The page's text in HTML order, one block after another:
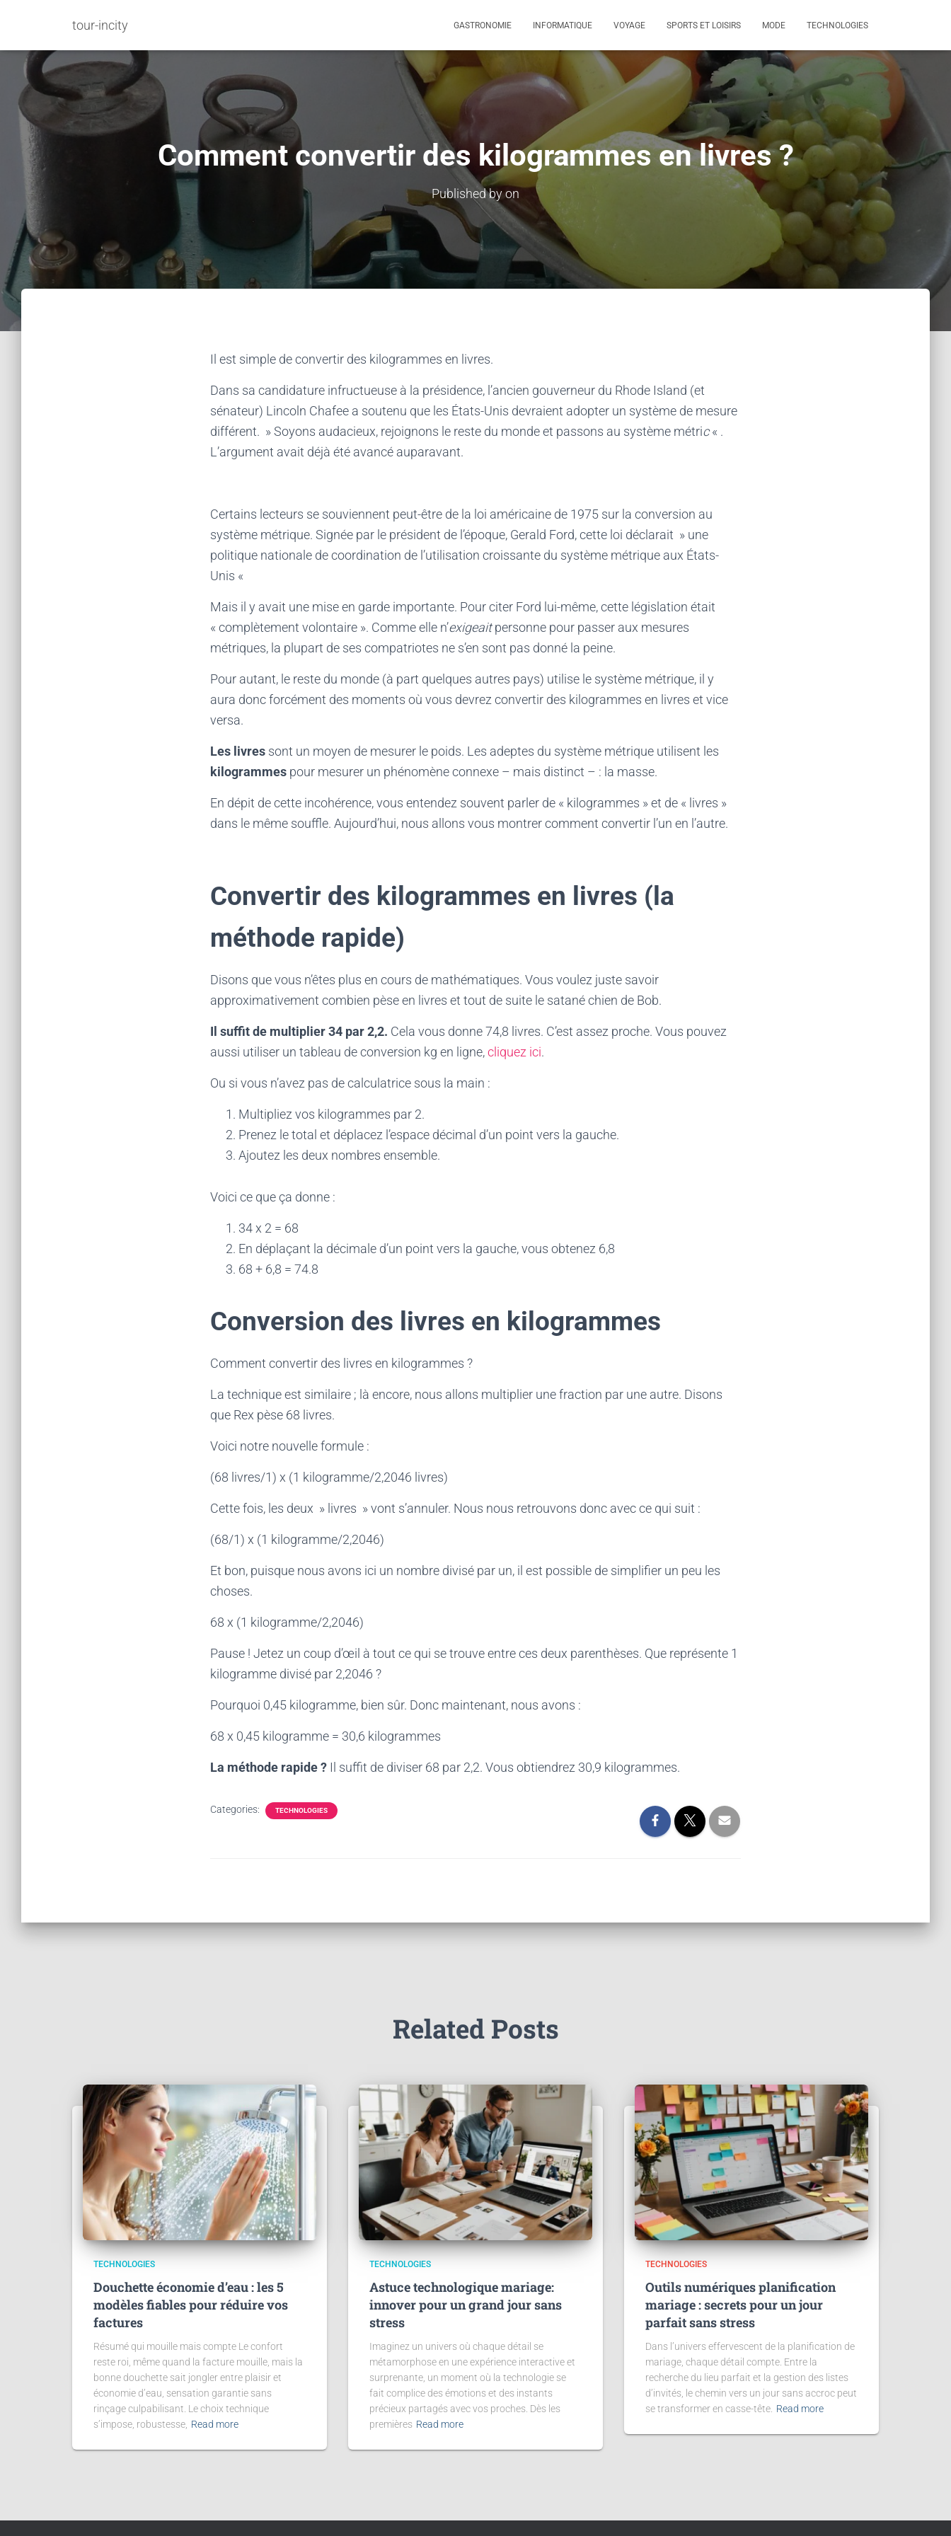
tour-incity GASTRONOMIE INFORMATIQUE VOYAGE SPORTS ET LOISIRS MODE TECHNOLOGIES
Comment convertir des kilogrammes en livres ?
Published byon
Il est simple de convertir des kilogrammes en livres.
Dans sa candidature infructueuse à la présidence, l’ancien gouverneur du Rhode Island (et
sénateur) Lincoln Chafee a soutenu que les États-Unis devraient adopter un système de mesure
différent. » Soyons audacieux, rejoignons le reste du monde et passons au système métric« .
L’argument avait déjà été avancé auparavant.
Certains lecteurs se souviennent peut-être de la loi américaine de 1975 sur la conversion au
système métrique. Signée par le président de l’époque, Gerald Ford, cette loi déclarait » une
politique nationale de coordination de l’utilisation croissante du système métrique aux États-
Unis «
Mais il y avait une mise en garde importante. Pour citer Ford lui-même, cette législation était
« complètement volontaire ». Comme elle n’exigeaitpersonne pour passer aux mesures
métriques, la plupart de ses compatriotes ne s’en sont pas donné la peine.
Pour autant, le reste du monde (à part quelques autres pays) utilise le système métrique, il y
aura donc forcément des moments où vous devrez convertir des kilogrammes en livres et vice
versa.
Les livres sont un moyen de mesurer le poids. Les adeptes du système métrique utilisent les
kilogrammes pour mesurer un phénomène connexe – mais distinct – : la masse.
En dépit de cette incohérence, vous entendez souvent parler de « kilogrammes » et de « livres »
dans le même souffle. Aujourd’hui, nous allons vous montrer comment convertir l’un en l’autre.
Convertir des kilogrammes en livres (la
méthode rapide)
Disons que vous n’êtes plus en cours de mathématiques. Vous voulez juste savoir
approximativement combien pèse en livres et tout de suite le satané chien de Bob.
Il suffit de multiplier 34 par 2,2. Cela vous donne 74,8 livres. C’est assez proche. Vous pouvez
aussi utiliser un tableau de conversion kg en ligne,cliquez ici.
Ou si vous n’avez pas de calculatrice sous la main :
Multipliez vos kilogrammes par 2.
Prenez le total et déplacez l’espace décimal d’un point vers la gauche.
Ajoutez les deux nombres ensemble.
Voici ce que ça donne :
34 x 2 = 68
En déplaçant la décimale d’un point vers la gauche, vous obtenez 6,8
68 + 6,8 = 74.8
Conversion des livres en kilogrammes
Comment convertir des livres en kilogrammes ?
La technique est similaire ; là encore, nous allons multiplier une fraction par une autre. Disons
que Rex pèse 68 livres.
Voici notre nouvelle formule :
(68 livres/1) x (1 kilogramme/2,2046 livres)
Cette fois, les deux » livres » vont s’annuler. Nous nous retrouvons donc avec ce qui suit :
(68/1) x (1 kilogramme/2,2046)
Et bon, puisque nous avons ici un nombre divisé par un, il est possible de simplifier un peu les
choses.
68 x (1 kilogramme/2,2046)
Pause ! Jetez un coup d’œil à tout ce qui se trouve entre ces deux parenthèses. Que représente 1
kilogramme divisé par 2,2046 ?
Pourquoi 0,45 kilogramme, bien sûr. Donc maintenant, nous avons :
68 x 0,45 kilogramme = 30,6 kilogrammes
La méthode rapide ? Il suffit de diviser 68 par 2,2. Vous obtiendrez 30,9 kilogrammes.
Categories: TECHNOLOGIES
Related Posts
TECHNOLOGIES
Douchette économie d’eau : les 5
modèles fiables pour réduire vos
factures
Résumé qui mouille mais compte Le confort
reste roi, même quand la facture mouille, mais la
bonne douchette sait jongler entre plaisir et
économie d’eau, sensation garantie sans
rinçage culpabilisant. Le choix technique
s’impose, robustesse, Read more
TECHNOLOGIES
Astuce technologique mariage:
innover pour un grand jour sans
stress
Imaginez un univers où chaque détail se
métamorphose en une expérience interactive et
surprenante, un moment où la technologie se
fait complice des émotions et des instants
précieux partagés avec vos proches. Dès les
premières Read more
TECHNOLOGIES
Outils numériques planification
mariage : secrets pour un jour
parfait sans stress
Dans l’univers effervescent de la planification de
mariage, chaque détail compte. Entre la
recherche du lieu parfait et la gestion des listes
d’invités, le chemin vers un jour sans accroc peut
se transformer en casse-tête. Read more